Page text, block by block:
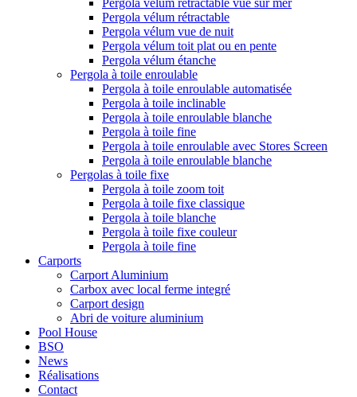
Pergola vélum rétractable
Pergola vélum vue de nuit
Pergola vélum toit plat ou en pente
Pergola vélum étanche
Pergola à toile enroulable
Pergola à toile enroulable automatisée
Pergola à toile inclinable
Pergola à toile enroulable blanche
Pergola à toile fine
Pergola à toile enroulable avec Stores Screen
Pergola à toile enroulable blanche
Pergolas à toile fixe
Pergola à toile zoom toit
Pergola à toile fixe classique
Pergola à toile blanche
Pergola à toile fixe couleur
Pergola à toile fine
Carports
Carport Aluminium
Carbox avec local ferme integré
Carport design
Abri de voiture aluminium
Pool House
BSO
News
Réalisations
Contact